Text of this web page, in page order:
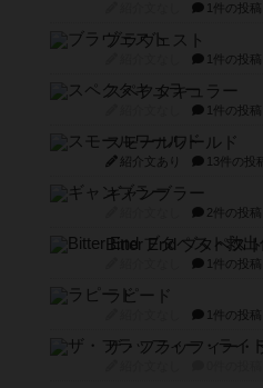
999ゲームズ（999 Games） アルビ（Albi）
1件の投稿
ブラヴェスト
1件の投稿
スペクタキュラー
1件の投稿
スモールワールド
紹介文あり 13件の投
ギャンブラー
2件の投稿
1件の投稿
ラピード
1件の投稿
ザ・フラッフィー・